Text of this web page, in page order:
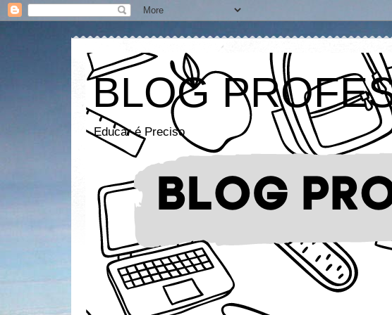
BLOG
Educar é Preciso